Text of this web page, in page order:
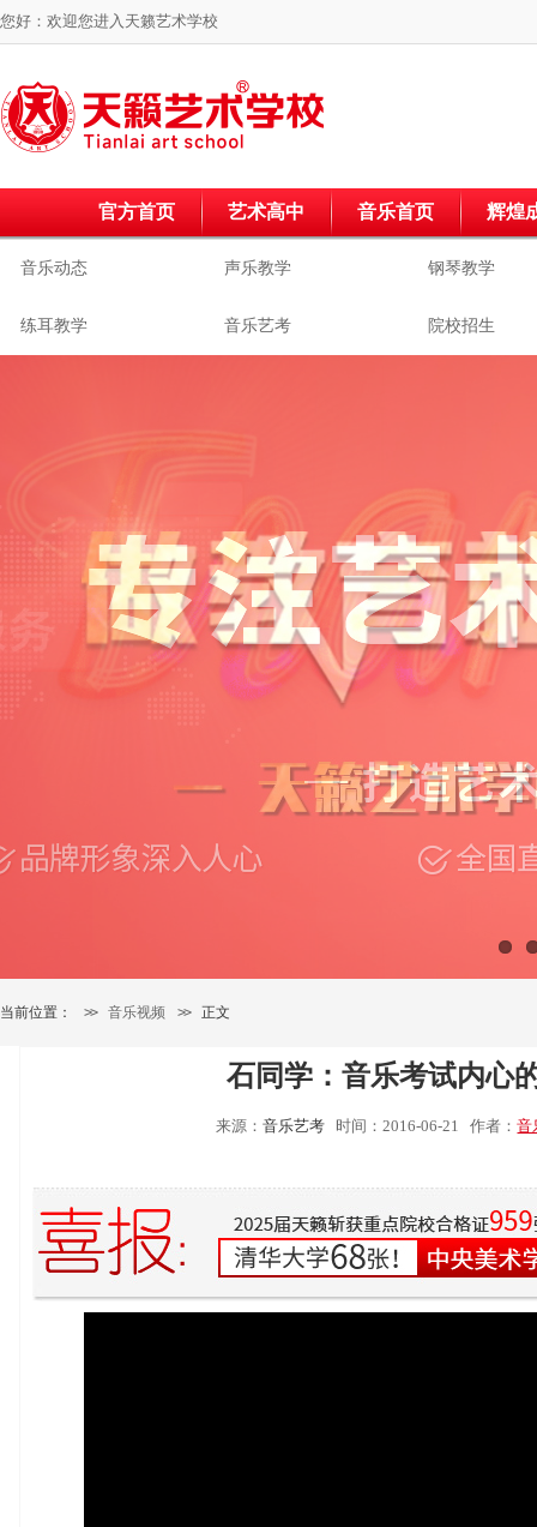
您好：欢迎您进入 天籁艺术学校
官方首页 艺术高中 音乐首页 辉煌
音乐动态 声乐教学 钢琴教学
练耳教学 音乐艺考 院校招生
当前位置： >> 音乐视频 >> 正文
石同学：音乐考试内心
来源：音乐艺考 时间：2016-06-21 作者：音